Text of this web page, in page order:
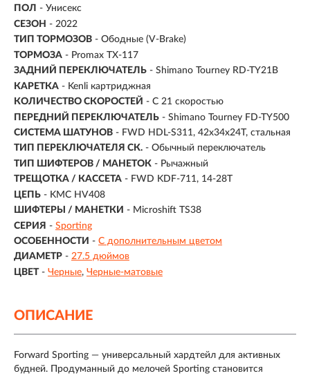
ПОЛ - Унисекс
СЕЗОН - 2022
ТИП ТОРМОЗОВ - Ободные (V-Brake)
ТОРМОЗА - Promax TX-117
ЗАДНИЙ ПЕРЕКЛЮЧАТЕЛЬ - Shimano Tourney RD-TY21B
КАРЕТКА - Kenli картриджная
КОЛИЧЕСТВО СКОРОСТЕЙ - С 21 скоростью
ПЕРЕДНИЙ ПЕРЕКЛЮЧАТЕЛЬ - Shimano Tourney FD-TY500
СИСТЕМА ШАТУНОВ - FWD HDL-S311, 42x34x24T, стальная
ТИП ПЕРЕКЛЮЧАТЕЛЯ СК. - Обычный переключатель
ТИП ШИФТЕРОВ / МАНЕТОК - Рычажный
ТРЕЩОТКА / КАССЕТА - FWD KDF-711, 14-28T
ЦЕПЬ - KMC HV408
ШИФТЕРЫ / МАНЕТКИ - Microshift TS38
СЕРИЯ - Sporting
ОСОБЕННОСТИ - С дополнительным цветом
ДИАМЕТР - 27.5 дюймов
ЦВЕТ - Черные Черные-матовые
ОПИСАНИЕ
Forward Sporting — универсальный хардтейл для активных
будней. Продуманный до мелочей Sporting становится